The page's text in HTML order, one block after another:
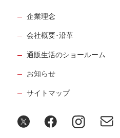
企業理念
会社概要･沿革
通販生活のショールーム
お知らせ
サイトマップ